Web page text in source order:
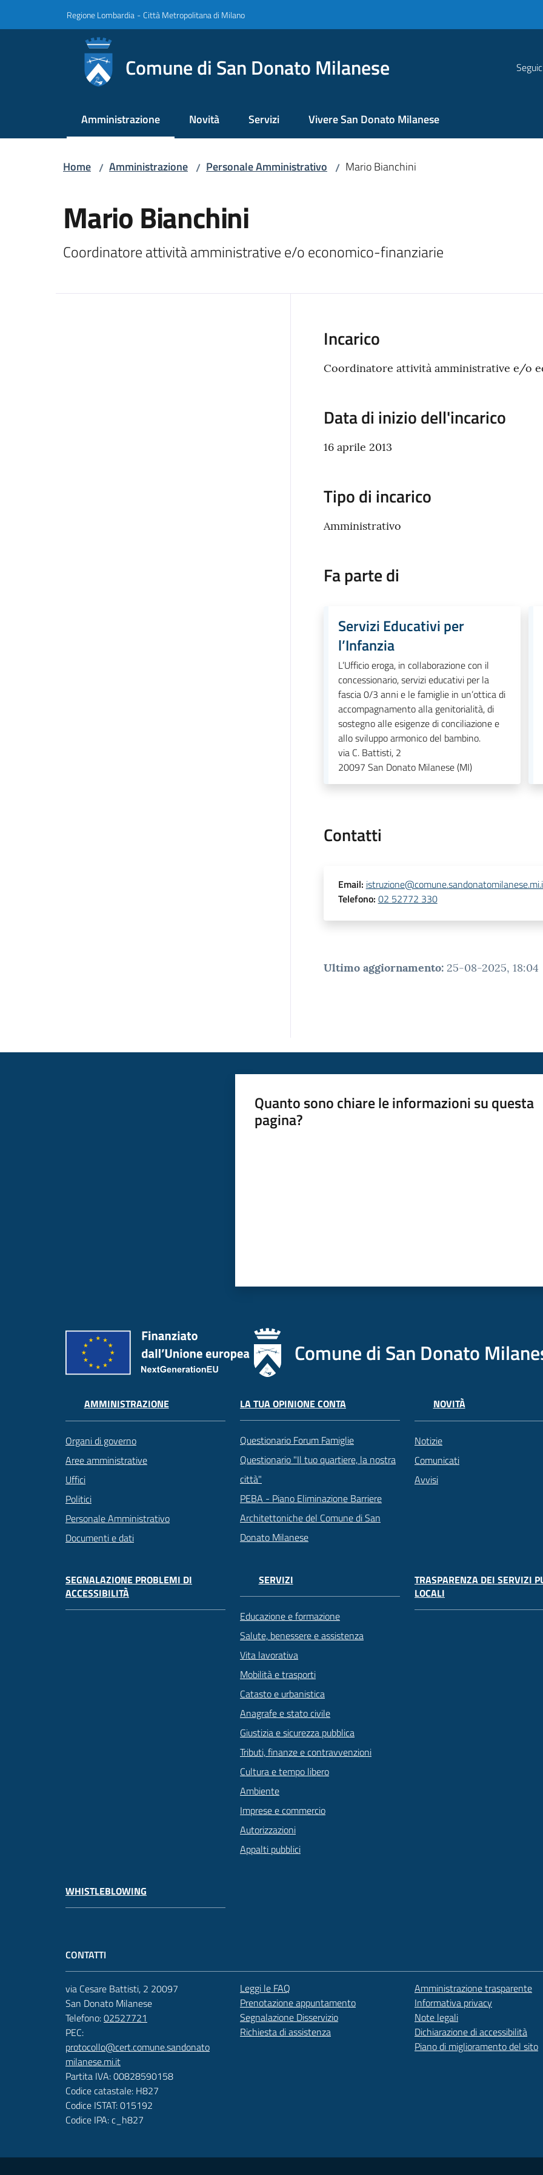
Regione Lombardia -Città Metropolitana di Milano
Comune di San Donato Milanese
Amministrazione
Menu selezionato Novità Servizi Vivere San Donato Milanese
Home / Amministrazione / Personale Amministrativo / Mario Bianchini
Mario Bianchini
Coordinatore attività amministrative e/o economico-finanziarie
Incarico
Coordinatore attività amministrative e/o
Data di inizio dell'incarico
16 aprile 2013
Tipo di incarico
Amministrativo
Fa parte di
Servizi Educativi per
l’Infanzia
L’Ufficio eroga, in collaborazione con il
concessionario, servizi educativi per la
fascia 0/3 anni e le famiglie in un’ottica di
accompagnamento alla genitorialità, di
sostegno alle esigenze di conciliazione e
allo sviluppo armonico del bambino.
via C. Battisti, 2
20097 San Donato Milanese (MI)
Contatti
Email:
Telefono: 02 52772 330
Ultimo aggiornamento: 25-08-2025, 18:04
Quanto sono chiare le informazioni su questa
pagina?
Comune di San Donato
AMMINISTRAZIONE
Organi di governo
Aree amministrative
Uffici
Politici
Personale Amministrativo
Documenti e dati
LA TUA OPINIONE CONTA
Questionario Forum Famiglie
Questionario "Il tuo quartiere, la nostra
città"
PEBA - Piano Eliminazione Barriere
Architettoniche del Comune di San
Donato Milanese
NOVITÀ
Notizie
Comunicati
Avvisi
SEGNALAZIONE PROBLEMI DI
ACCESSIBILITÀ
SERVIZI
Educazione e formazione
Salute, benessere e assistenza
Vita lavorativa
Mobilità e trasporti
Catasto e urbanistica
Anagrafe e stato civile
Giustizia e sicurezza pubblica
Tributi, finanze e contravvenzioni
Cultura e tempo libero
Ambiente
Imprese e commercio
Autorizzazioni
Appalti pubblici
TRASPARENZA DEI SERVIZI
LOCALI
WHISTLEBLOWING
CONTATTI
via Cesare Battisti, 2 20097
San Donato Milanese
Telefono:02527721
PEC:
protocollo@cert.comune.sandonato
milanese.mi.it
Partita IVA: 00828590158
Codice catastale: H827
Codice ISTAT: 015192
Codice IPA: c_h827
Leggi le FAQ
Prenotazione appuntamento
Segnalazione Disservizio
Richiesta di assistenza
Amministrazione trasparente
Informativa privacy
Note legali
Dichiarazione di accessibilità
Piano di miglioramento del sito